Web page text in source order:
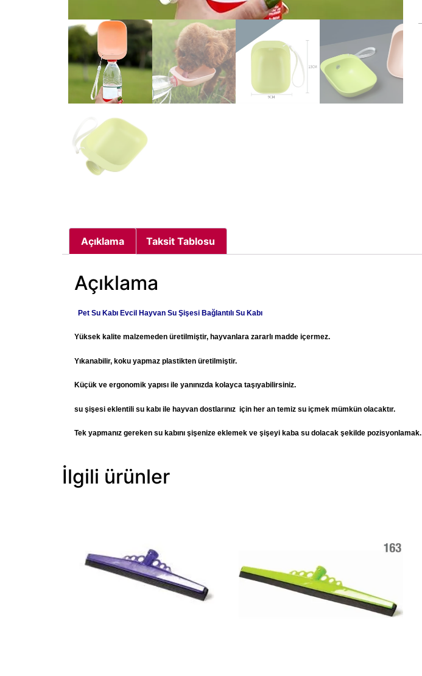
Açıklama Taksit Tablosu
Açıklama
Pet Su Kabı Evcil Hayvan Su Şişesi Bağlantılı Su Kabı
Yüksek kalite malzemeden üretilmiştir, hayvanlara zararlı madde içermez.
Yıkanabilir, koku yapmaz plastikten üretilmiştir.
Küçük ve ergonomik yapısı ile yanınızda kolayca taşıyabilirsiniz.
su şişesi eklentili su kabı ile hayvan dostlarınız için her an temiz su içmek mümkün olacaktır.
Tek yapmanız gereken su kabını şişenize eklemek ve şişeyi kaba su dolacak şekilde pozisyonlamak.
İlgili ürünler